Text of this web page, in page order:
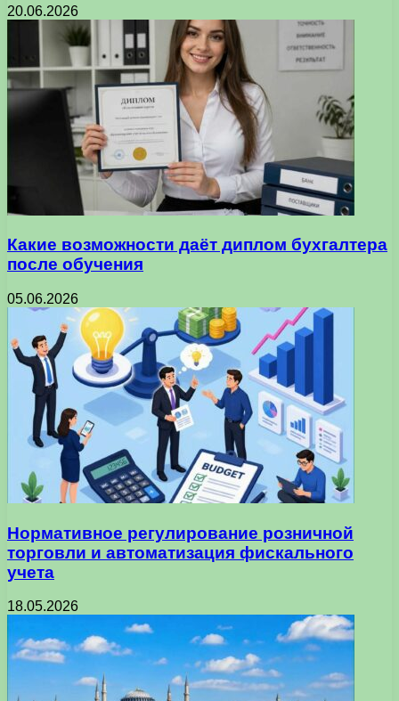
20.06.2026
Какие возможности даёт диплом бухгалтера
после обучения
05.06.2026
Нормативное регулирование розничной
торговли и автоматизация фискального
учета
18.05.2026